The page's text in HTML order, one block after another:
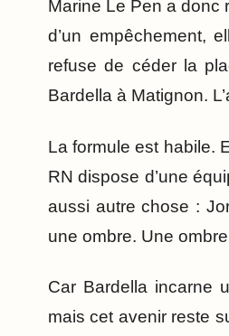
Marine Le Pen a donc
d’un empêchement,
refuse de céder la
Bardella à Matignon.
La formule est habile.
RN dispose d’une
aussi autre chose :
une ombre. Une
Car Bardella incarne
mais cet avenir reste